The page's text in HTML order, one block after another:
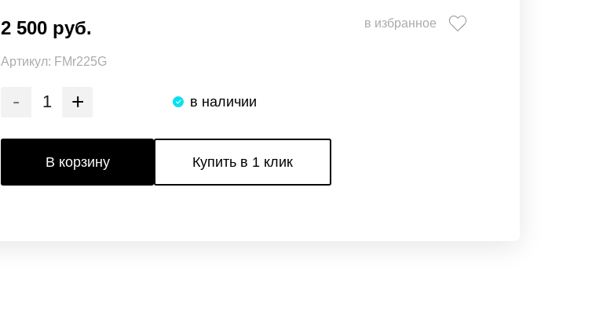
2 500 руб.
в избранное
Артикул: FMr225G
- + в наличии
В корзину Купить в 1 клик